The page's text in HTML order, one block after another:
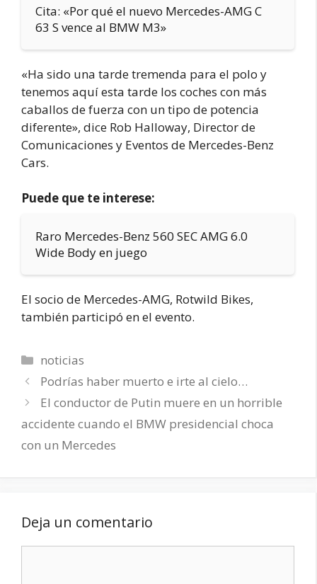
Cita: «Por qué el nuevo Mercedes-AMG C
63 S vence al BMW M3»
«Ha sido una tarde tremenda para el polo y
tenemos aquí esta tarde los coches con más
caballos de fuerza con un tipo de potencia
diferente», dice Rob Halloway, Director de
Comunicaciones y Eventos de Mercedes-Benz
Cars.
Puede que te interese:
Raro Mercedes-Benz 560 SEC AMG 6.0
Wide Body en juego
El socio de Mercedes-AMG, Rotwild Bikes,
también participó en el evento.
Categorías
noticias
Podrías haber muerto e irte al cielo…
El conductor de Putin muere en un horrible
accidente cuando el BMW presidencial choca
con un Mercedes
Deja un comentario